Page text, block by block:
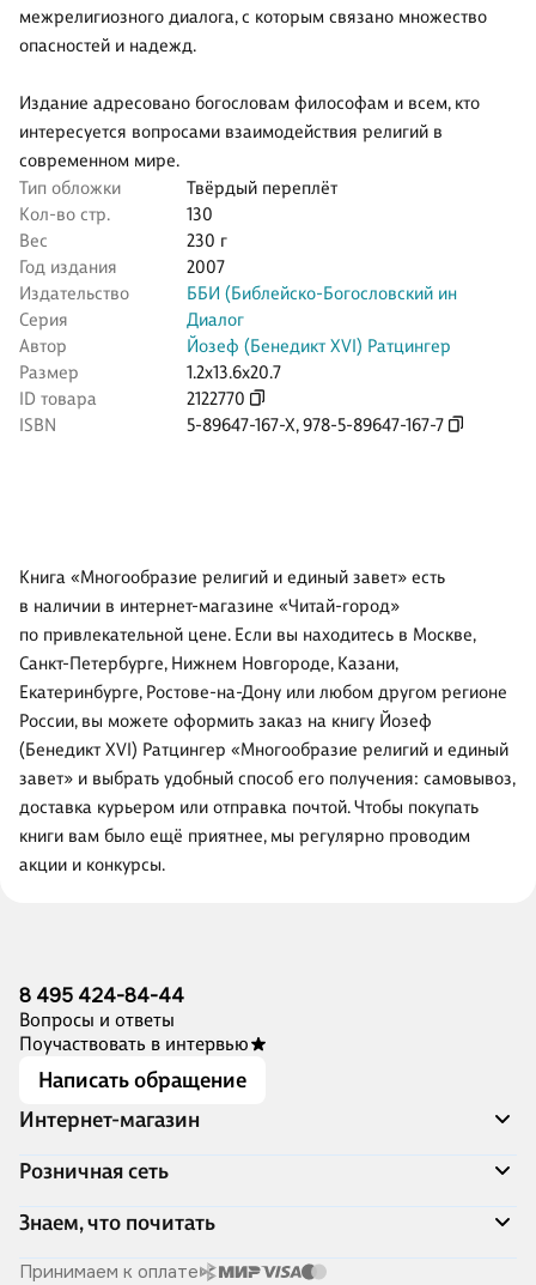
межрелигиозного диалога, с которым связано множество
опасностей и надежд.
Издание адресовано богословам философам и всем, кто
интересуется вопросами взаимодействия религий в
современном мире.
Тип обложки
Твёрдый переплёт
Кол-во стр.
130
Вес
230 г
Год издания
2007
Издательство
ББИ (Библейско-Богословский ин
Серия
Диалог
Автор
Йозеф (Бенедикт XVI) Ратцингер
Размер
1.2x13.6x20.7
ID товара
2122770
ISBN
5-89647-167-X,978-5-89647-167-7
Книга «Многообразие религий и единый завет» есть
в наличии в интернет-магазине «Читай-город»
по привлекательной цене. Если вы находитесь в Москве,
Санкт-Петербурге, Нижнем Новгороде, Казани,
Екатеринбурге, Ростове-на-Дону или любом другом регионе
России, вы можете оформить заказ на книгу Йозеф
(Бенедикт XVI) Ратцингер «Многообразие религий и единый
завет» и выбрать удобный способ его получения: самовывоз,
доставка курьером или отправка почтой. Чтобы покупать
книги вам было ещё приятнее, мы регулярно проводим
акции и конкурсы.
8 495 424-84-44
Вопросы и ответы
Поучаствовать в интервью
Написать обращение
Интернет-магазин
Акции
Доставка и оплата
Программа лояльности
Подарочные сертификаты
Розничная сеть
Адреса магазинов
Книжный Дозор
О компании
Знаем, что почитать
Скоро в продаже
Принимаем к оплате